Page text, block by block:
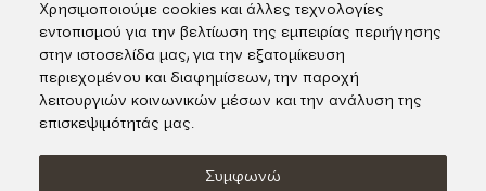
Χρησιμοποιούμε cookies και άλλες τεχνολογίες
εντοπισμού για την βελτίωση της εμπειρίας περιήγησης
στην ιστοσελίδα μας, για την εξατομίκευση
περιεχομένου και διαφημίσεων, την παροχή
λειτουργιών κοινωνικών μέσων και την ανάλυση της
επισκεψιμότητάς μας.
Συμφωνώ